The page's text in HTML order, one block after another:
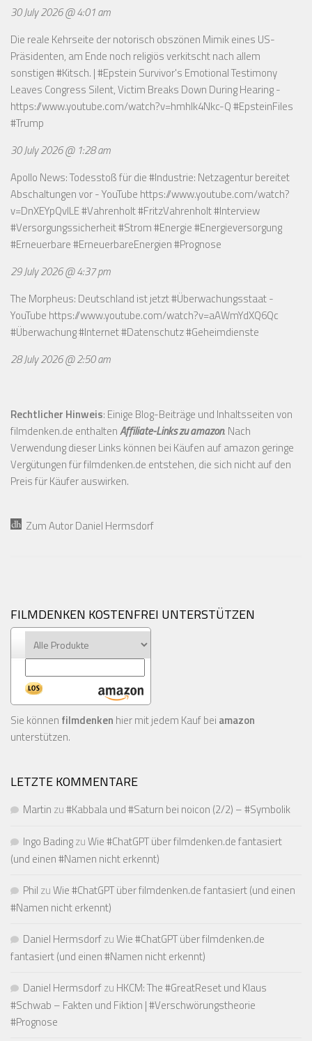
30 July 2026 @ 4:01 am
Die reale Kehrseite der notorisch obszönen Mimik eines US-
Präsidenten, am Ende noch religiös verkitscht nach allem
sonstigen #Kitsch. | #Epstein Survivor's Emotional Testimony
Leaves Congress Silent, Victim Breaks Down During Hearing -
https://www.youtube.com/watch?v=hmhlk4Nkc-Q#EpsteinFiles
#Trump
30 July 2026 @ 1:28 am
Apollo News: Todesstoß für die #Industrie: Netzagentur bereitet
Abschaltungen vor - YouTube https://www.youtube.com/watch?
v=DnXEYpQvILE#Vahrenholt #FritzVahrenholt #Interview
#Versorgungssicherheit #Strom #Energie #Energieversorgung
#Erneuerbare #ErneuerbareEnergien #Prognose
29 July 2026 @ 4:37 pm
The Morpheus: Deutschland ist jetzt #Überwachungsstaat -
YouTube https://www.youtube.com/watch?v=aAWmYdXQ6Qc
#Überwachung #Internet #Datenschutz #Geheimdienste
28 July 2026 @ 2:50 am
Rechtlicher Hinweis: Einige Blog-Beiträge und Inhaltsseiten von
filmdenken.de enthaltenAffiliate-Links zu amazon. Nach
Verwendung dieser Links können bei Käufen auf amazon geringe
Vergütungen für filmdenken.de entstehen, die sich nicht auf den
Preis für Käufer auswirken.
Zum Autor Daniel Hermsdorf
FILMDENKEN KOSTENFREI UNTERSTÜTZEN
Sie können filmdenken hier mit jedem Kauf bei amazon
unterstützen.
LETZTE KOMMENTARE
Martin zu#Kabbala und #Saturn bei noicon (2/2) – #Symbolik
Ingo BadingzuWie #ChatGPT über filmdenken.de fantasiert
(und einen #Namen nicht erkennt)
Phil zuWie #ChatGPT über filmdenken.de fantasiert (und einen
#Namen nicht erkennt)
Daniel HermsdorfzuWie #ChatGPT über filmdenken.de
fantasiert (und einen #Namen nicht erkennt)
Daniel Hermsdorfzu HKCM: The #GreatReset und Klaus
#Schwab – Fakten und Fiktion | #Verschwörungstheorie
#Prognose